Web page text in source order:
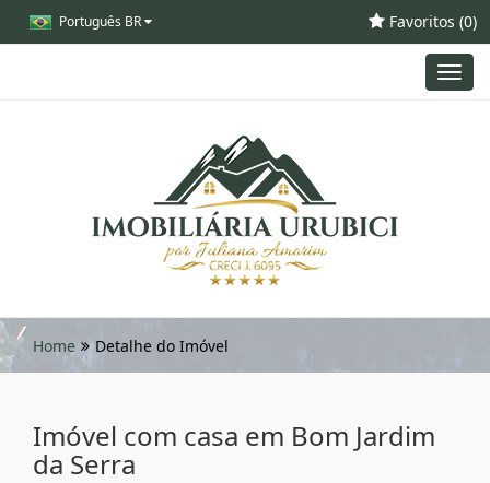
Português BR Favoritos (0)
Home Detalhe do Imóvel
Imóvel com casa em Bom Jardim
da Serra